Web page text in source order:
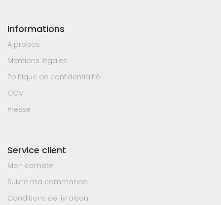
Informations
A propos
Mentions légales
Politique de confidentialité
CGV
Presse
Service client
Mon compte
Suivre ma commande
Conditions de livraison